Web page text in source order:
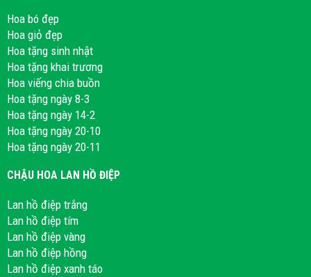
Hoa bó đẹp
Hoa giỏ đẹp
Hoa tặng sinh nhật
Hoa tặng khai trương
Hoa viếng chia buồn
Hoa tặng ngày 8-3
Hoa tặng ngày 14-2
Hoa tặng ngày 20-10
Hoa tặng ngày 20-11
CHẬU HOA LAN HỒ ĐIỆP
Lan hồ điệp trắng
Lan hồ điệp tím
Lan hồ điệp vàng
Lan hồ điệp hồng
Lan hồ điệp xanh táo